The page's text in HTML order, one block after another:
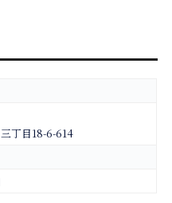
三丁目18-6-614